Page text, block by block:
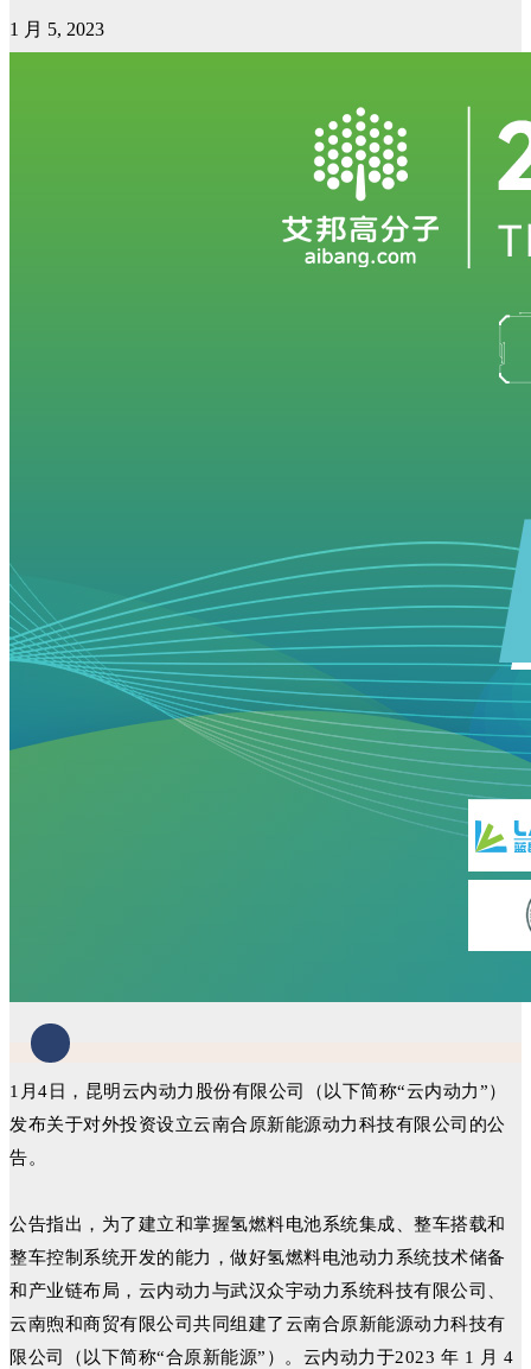
1 月 5, 2023
1月4日，昆明云内动力股份有限公司（以下简称“云内动力”）
发布关于对外投资设立云南合原新能源动力科技有限公司的公
告。
公告指出，为了建立和掌握氢燃料电池系统集成、整车搭载和
整车控制系统开发的能力，做好氢燃料电池动力系统技术储备
和产业链布局，云内动力与武汉众宇动力系统科技有限公司、
云南煦和商贸有限公司共同组建了云南合原新能源动力科技有
限公司（以下简称“合原新能源”）。云内动力于2023 年 1 月 4